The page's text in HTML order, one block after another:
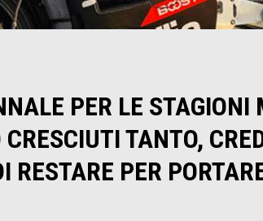
PER LE
TANTO,
RESTARE PER